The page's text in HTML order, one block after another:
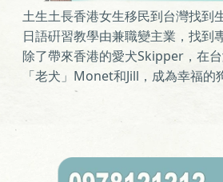
土生土長香港女生移民到台灣找到
日語硏習教學由兼職變主業，找到
除了帶來香港的愛犬Skipper ，在
「老犬」 Monet和Jill ，成為幸福的